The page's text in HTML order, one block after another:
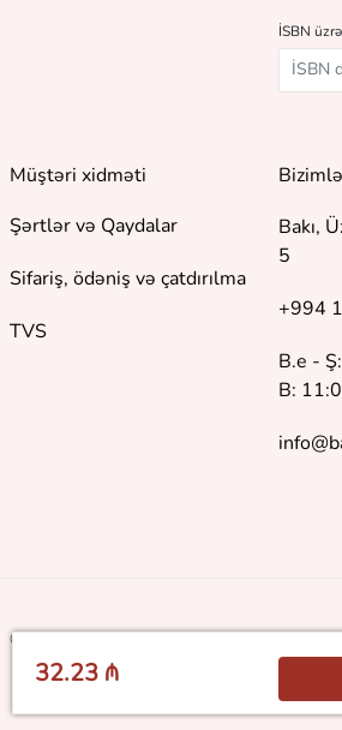
32.23 ₼
İSBN
Müştəri xidməti
Şərtlər və Qaydalar
Sifariş, ödəniş və çatdırılma
TVS
Bakı,
5
+994
B.e -
B:
©2018 - 2026 Baku Book Center. Bütün